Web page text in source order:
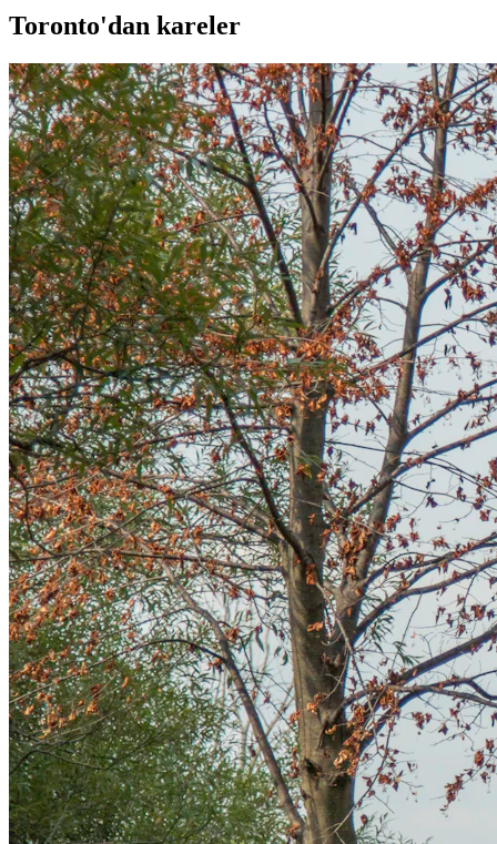
Toronto'dan kareler